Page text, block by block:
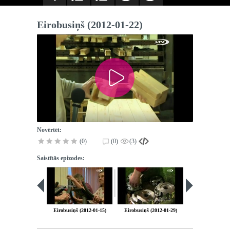
Eirobusiņš (2012-01-22)
Novērtēt:
(0)
(0) (3)
Saistītās epizodes:
Eirobusiņš (2012-01-15) Eirobusiņš (2012-01-29)